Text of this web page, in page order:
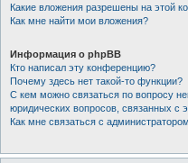
Какие вложения разрешены на этой
Как мне найти мои вложения?
Информация о phpBB
Кто написал эту конференцию?
Почему здесь нет такой-то функции?
С кем можно связаться по вопросу
юридических вопросов, связанных с
Как мне связаться с